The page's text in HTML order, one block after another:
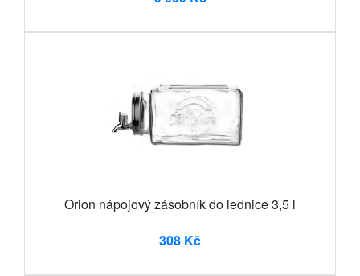
Orion nápojový zásobník do lednice 3,5 l
308 Kč